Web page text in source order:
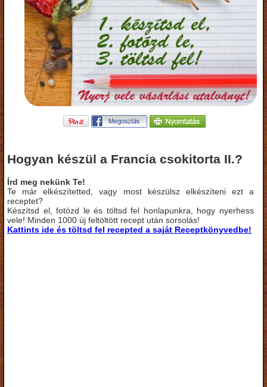
Hogyan készül a Francia csokitorta II.?
Írd meg nekünk Te!
Te már elkészítetted, vagy most készülsz elkészíteni ezt a
receptet?
Készítsd el, fotózd le és töltsd fel honlapunkra, hogy nyerhess
vele! Minden 1000 új feltöltött recept után sorsolás!
Kattints ide és töltsd fel recepted a saját Receptkönyvedbe!